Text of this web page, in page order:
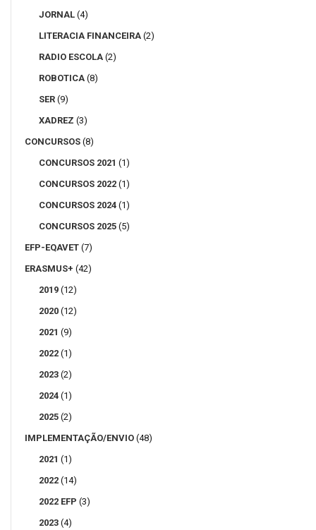
JORNAL (4)
LITERACIA FINANCEIRA (2)
RADIO ESCOLA (2)
ROBOTICA (8)
SER (9)
XADREZ (3)
CONCURSOS (8)
CONCURSOS 2021 (1)
CONCURSOS 2022 (1)
CONCURSOS 2024 (1)
CONCURSOS 2025 (5)
EFP-EQAVET (7)
ERASMUS+ (42)
2019 (12)
2020 (12)
2021 (9)
2022 (1)
2023 (2)
2024 (1)
2025 (2)
IMPLEMENTAÇÃO/ENVIO (48)
2021 (1)
2022 (14)
2022 EFP (3)
2023 (4)